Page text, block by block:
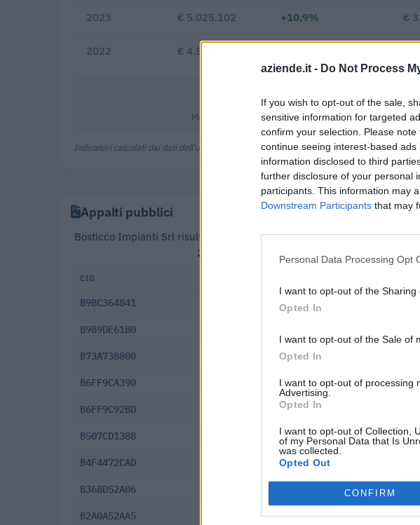
aziende.it - Do Not Process
If you wish to opt-out of the sale,
sensitive information for targeted
confirm your selection. Please
continue seeing interest-based
information disclosed to third
further disclosure of your personal
participants. This information may
Downstream Participants that may
Personal Data Processing Opt
I want to opt-out of the Sharing
Opted In
I want to opt-out of the Sale of
Opted In
I want to opt-out of processing
Advertising.
Opted In
I want to opt-out of Collection,
of my Personal Data that Is
was collected.
Opted Out
CONFIRM
2023 € 5.025.102 +10,9% €
2022 € 4.532.024
Margine netto
Indicatori calcolati dai dati dell'ultimo bilancio disponibile.
Appalti pubblici
Bosticco Impianti Srl risulta aggiudicataria di 16 appalti pubblici per
2025). Partecipa inoltre a 1 procedure in
CIG
B9BC364841 2025-12-22
B989DE61B0
B73A738800 2025-06-11
B6FF9CA390 2025-06-06
B6FF9C92BD 2025-06-06
B507CD138B 2024-12-27
B4F4472CAD 2024-12-23
B36BD52A06
B2A0A52AA5 2024-07-29